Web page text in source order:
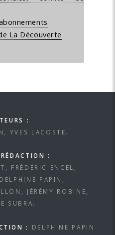
La Découverte
:
YVES LACOSTE.
:
FRÉDÉRIC ENCEL,
PAPIN,
JÉRÉMY ROBINE,
SUBRA.
: DELPHINE PAPIN